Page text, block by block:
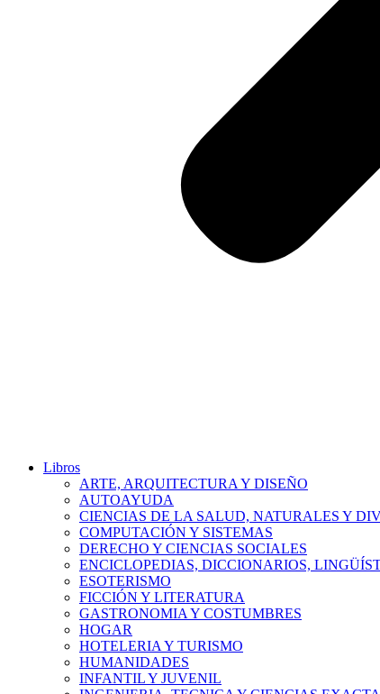
Libros
ARTE, ARQUITECTURA Y DISEÑO
AUTOAYUDA
CIENCIAS DE LA SALUD, NATURALES Y
COMPUTACIÓN Y SISTEMAS
DERECHO Y CIENCIAS SOCIALES
ENCICLOPEDIAS, DICCIONARIOS,
ESOTERISMO
FICCIÓN Y LITERATURA
GASTRONOMIA Y COSTUMBRES
HOGAR
HOTELERIA Y TURISMO
HUMANIDADES
INFANTIL Y JUVENIL